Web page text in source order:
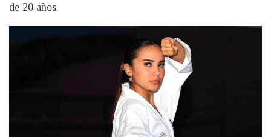
de 20 años.